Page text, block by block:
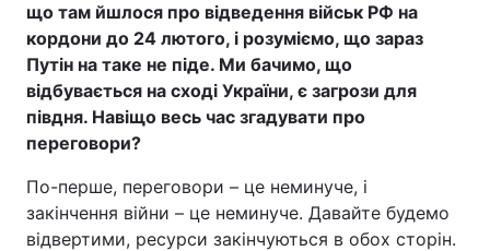
що там йшлося про відведення військ РФ на
кордони до 24 лютого, і розуміємо, що зараз
Путін на таке не піде. Ми бачимо, що
відбувається на сході України, є загрози для
півдня. Навіщо весь час згадувати про
переговори?
По-перше, переговори – це неминуче, і
закінчення війни – це неминуче. Давайте будемо
відвертими, ресурси закінчуються в обох сторін.